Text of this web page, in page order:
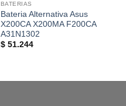
BATERIAS
Bateria Alternativa Asus
X200CA X200MA F200CA
A31N1302
$51.244